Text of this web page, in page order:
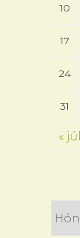
10
17
24
31
« júl